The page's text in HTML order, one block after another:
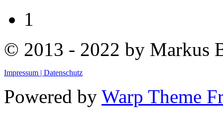
1
© 2013 - 2022 by Markus
Impressum | Datenschutz
Powered by Warp Theme